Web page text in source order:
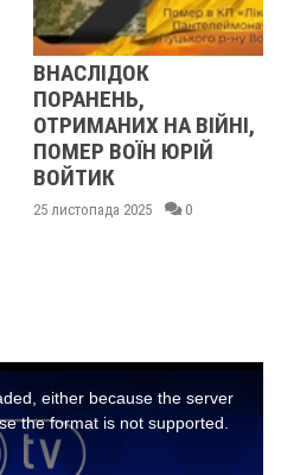
У ПОЛТАВІ
ПОПРОЩАЛИСЯ ІЗ
ВІЙСЬКОВИМИ
ВОЛОДИМИРОМ
КАРЕНГІНИМ ТА
ОЛЕГОМ ЛІЩИНСЬКИМ